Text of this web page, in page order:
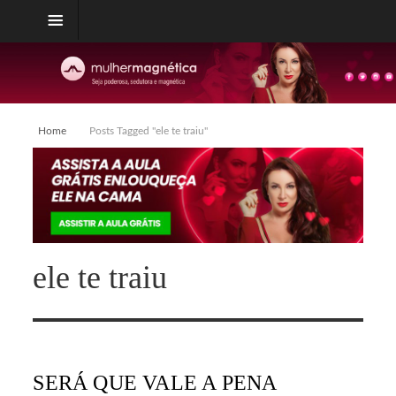
Home Posts Tagged "ele te traiu"
ele te traiu
SERÁ QUE VALE A PENA